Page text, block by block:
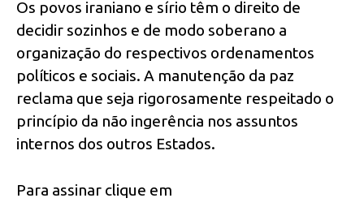
Os povos iraniano e sírio têm o direito de
decidir sozinhos e de modo soberano a
organização do respectivos ordenamentos
políticos e sociais. A manutenção da paz
reclama que seja rigorosamente respeitado o
princípio da não ingerência nos assuntos
internos dos outros Estados.
Para assinar clique em